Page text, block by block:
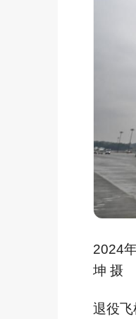
2024
坤 摄
退役飞